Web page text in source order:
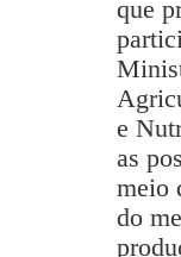
que
e
as
meio
do